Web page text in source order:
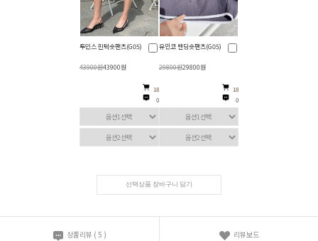
투인스 핀턱숏팬츠(G05)
43900원43900원
18
0
유민코 밴딩숏팬츠(G05)
29800원29800원
18
0
선택상품 장바구니 담기
상품리뷰 ( 5 ) 리뷰보드